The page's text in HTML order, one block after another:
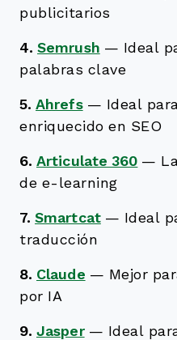
publicitarios
4. Semrush — Ideal
palabras clave
5. Ahrefs — Ideal
enriquecido en SEO
6. Articulate 360 —
de e-learning
7. Smartcat — Ideal
traducción
8. Claude — Mejor
por IA
9. Jasper — Ideal